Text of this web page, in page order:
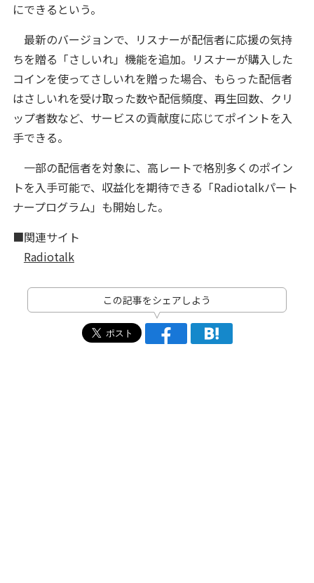
にできるという。
最新のバージョンで、リスナーが配信者に応援の気持
ちを贈る「さしいれ」機能を追加。リスナーが購入した
コインを使ってさしいれを贈った場合、もらった配信者
はさしいれを受け取った数や配信頻度、再生回数、クリ
ップ者数など、サービスの貢献度に応じてポイントを入
手できる。
一部の配信者を対象に、高レートで格別多くのポイン
トを入手可能で、収益化を期待できる「Radiotalkパート
ナープログラム」も開始した。
■関連サイト
Radiotalk
この記事をシェアしよう